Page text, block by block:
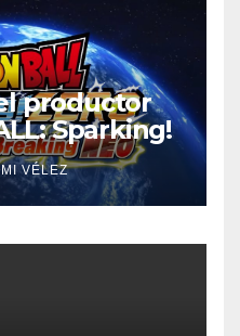
productor
Sparking!
Limit-
VÉLEZ